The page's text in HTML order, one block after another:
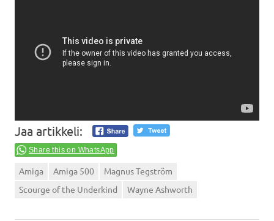
Jaa artikkeli:
Share this on WhatsApp
Amiga Amiga 500
Magnus Tegström
Scourge of the Underkind
Wayne Ashworth